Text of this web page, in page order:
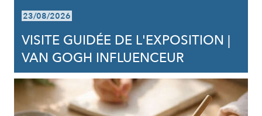
23/08/2026
VISITE GUIDÉE DE L'EXPOSITION |
VAN GOGH INFLUENCEUR